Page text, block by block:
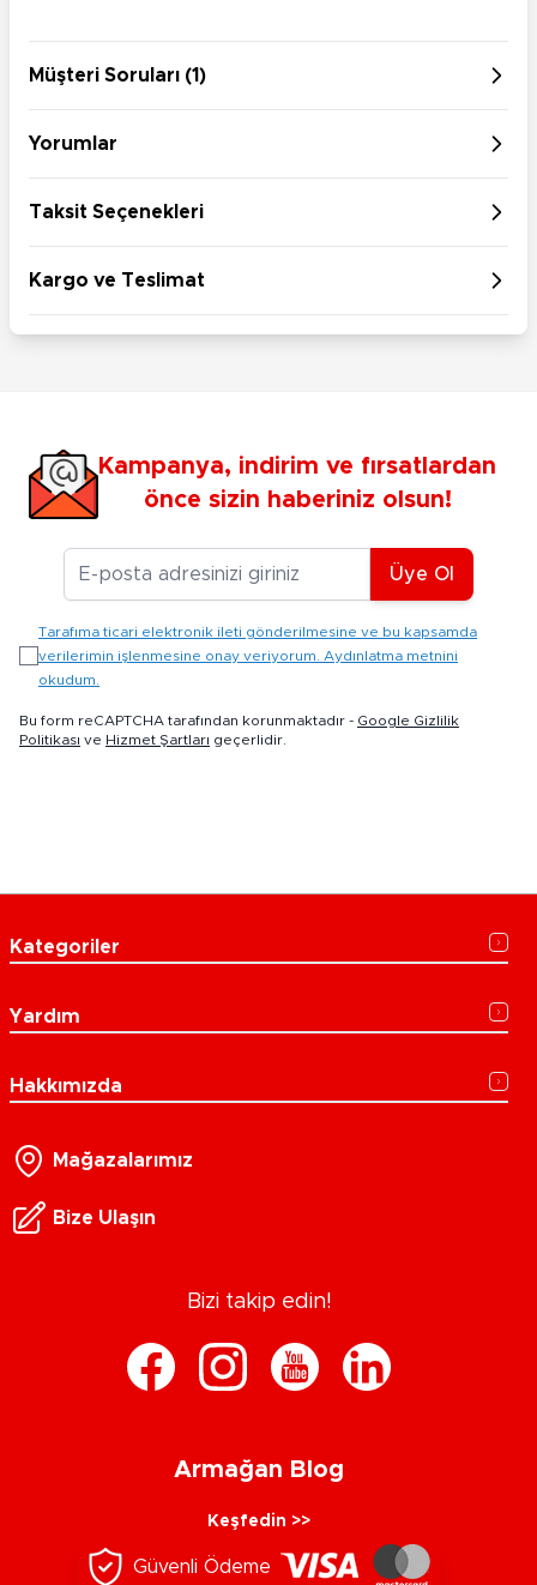
Müşteri Soruları (1)
Yorumlar
Taksit Seçenekleri
Kargo ve Teslimat
Kampanya, indirim ve fırsatlardan
önce sizin haberiniz olsun!
E-posta Adresiniz
Üye Ol
Tarafıma ticari elektronik ileti gönderilmesine ve bu kapsamda
verilerimin işlenmesine onay veriyorum. Aydınlatma metnini
okudum.
Bu form reCAPTCHA tarafından korunmaktadır - Google Gizlilik
Politikası ve Hizmet Şartları geçerlidir.
Kategoriler
Yardım
Hakkımızda
Mağazalarımız
Bize Ulaşın
Bizi takip edin!
Armağan Blog
Keşfedin >>
Güvenli Ödeme